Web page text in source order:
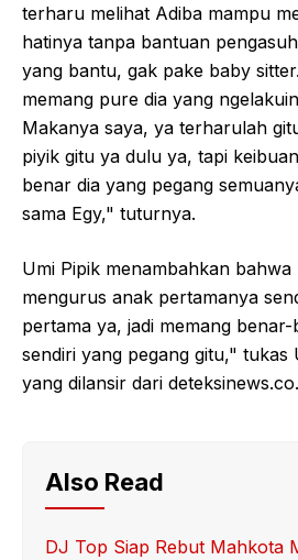
terharu melihat Adiba mampu
hatinya tanpa bantuan
yang bantu, gak pake baby
memang pure dia yang
Makanya saya, ya terharulah
piyik gitu ya dulu ya, tapi
benar dia yang pegang
sama Egy," tuturnya.
Umi Pipik menambahkan bahwa
mengurus anak pertamanya
pertama ya, jadi memang
sendiri yang pegang gitu," tukas
yang dilansir dari
Also Read
DJ Top Siap Rebut Mahkota